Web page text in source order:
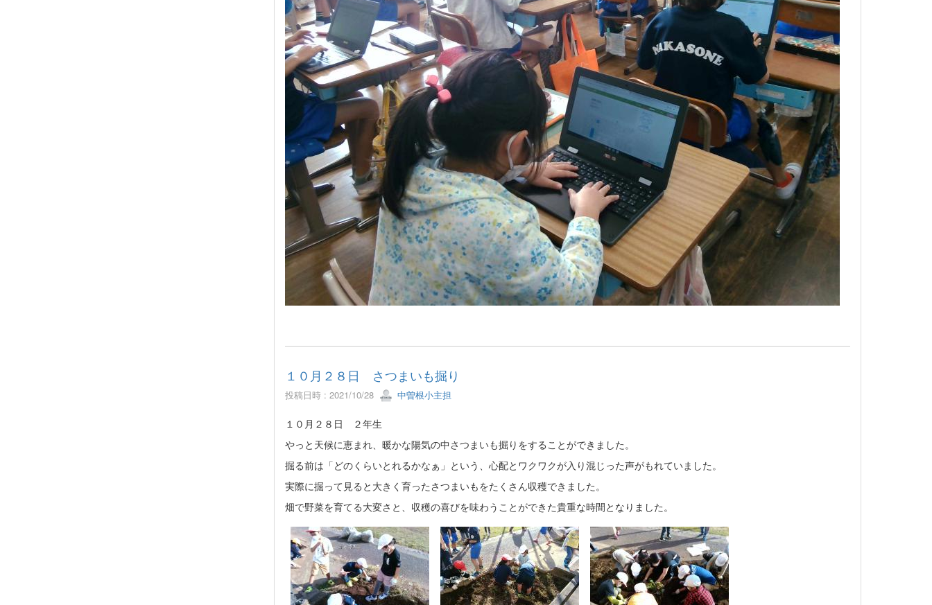
１０月２８日 さつまいも掘り
投稿日時 : 2021/10/28 中曽根小主担
１０月２８日 ２年生
やっと天候に恵まれ、暖かな陽気の中さつまいも掘りをすることができました。
掘る前は「どのくらいとれるかなぁ」という、心配とワクワクが入り混じった声がもれていました。
実際に掘って見ると大きく育ったさつまいもをたくさん収穫できました。
畑で野菜を育てる大変さと、収穫の喜びを味わうことができた貴重な時間となりました。